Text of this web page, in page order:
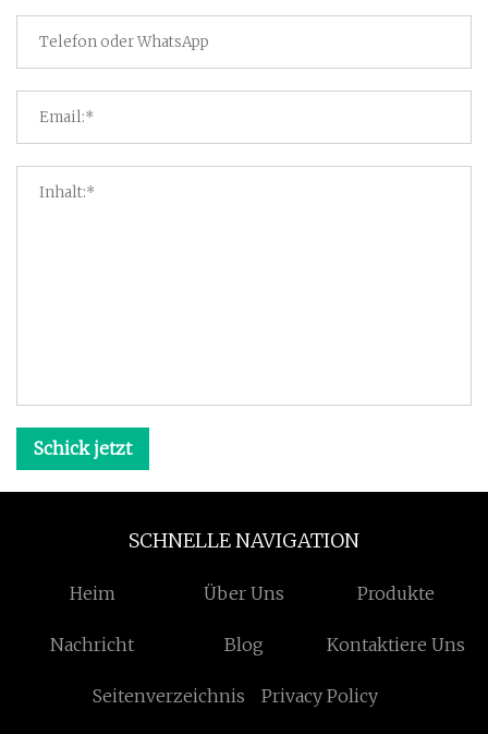
Schick jetzt
SCHNELLE NAVIGATION
Heim Über Uns Produkte
Nachricht Blog Kontaktiere Uns
Seitenverzeichnis Privacy Policy